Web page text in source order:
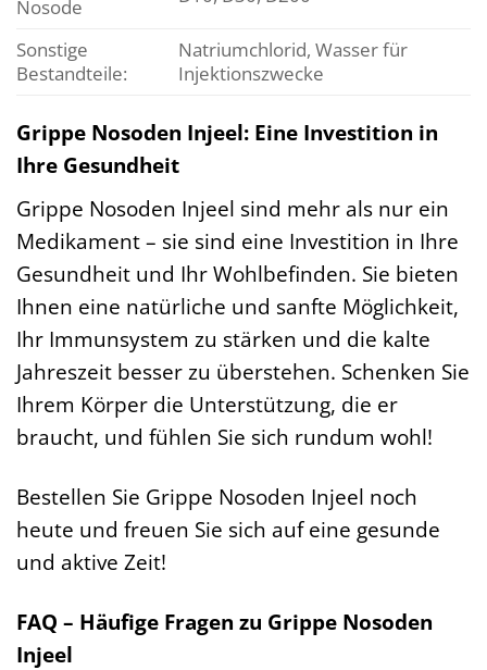
Nosode
Sonstige
Bestandteile:
Natriumchlorid, Wasser für
Injektionszwecke
Grippe Nosoden Injeel: Eine Investition in
Ihre Gesundheit
Grippe Nosoden Injeel sind mehr als nur ein
Medikament – sie sind eine Investition in Ihre
Gesundheit und Ihr Wohlbefinden. Sie bieten
Ihnen eine natürliche und sanfte Möglichkeit,
Ihr Immunsystem zu stärken und die kalte
Jahreszeit besser zu überstehen. Schenken Sie
Ihrem Körper die Unterstützung, die er
braucht, und fühlen Sie sich rundum wohl!
Bestellen Sie Grippe Nosoden Injeel noch
heute und freuen Sie sich auf eine gesunde
und aktive Zeit!
FAQ – Häufige Fragen zu Grippe Nosoden
Injeel